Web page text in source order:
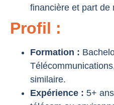
financière et part de
Profil :
Formation :
similaire.
Expérience : 5+